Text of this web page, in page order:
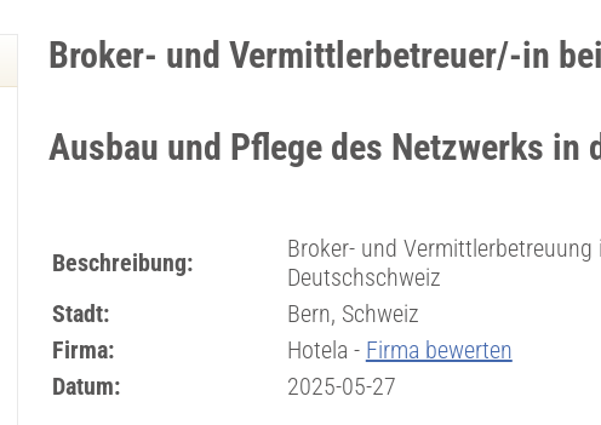
Broker- und Vermittlerbetreuer/-in
Ausbau und Pflege des Netzwerks in
Beschreibung:
Broker- und Vermittlerbetreuung
Deutschschweiz
Stadt:
Bern, Schweiz
Firma:
Hotela - Firma bewerten
Datum:
2025-05-27